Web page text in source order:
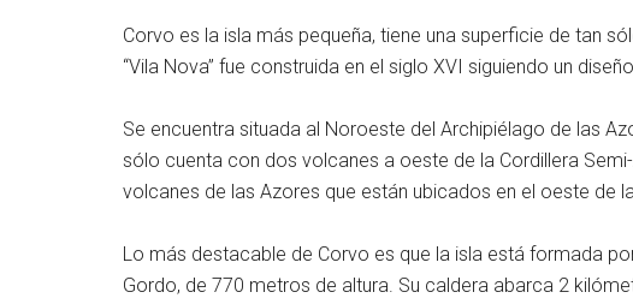
Corvo es la isla más pequeña, tiene una superficie de tan
“Vila Nova” fue construida en el siglo XVI siguiendo un
Se encuentra situada al Noroeste del Archipiélago de las
sólo cuenta con dos volcanes a oeste de la Cordillera
volcanes de las Azores que están ubicados en el oeste de
Lo más destacable de Corvo es que la isla está formada
Gordo, de 770 metros de altura. Su caldera abarca 2